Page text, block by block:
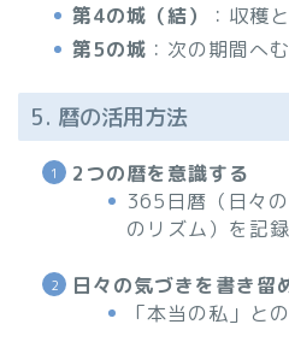
第4の城（結）
：収穫
第5の城 ：次の期間へ
5. 暦の活用方法
2つの暦を意識する
365日暦（日々
のリズム）を記録
日々の気づきを書き留
「本当の私」と